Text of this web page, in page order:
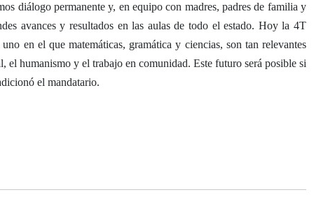
diálogo permanente y, en equipo con madres, padres de familia y
avances y resultados en las aulas de todo el estado. Hoy la 4T
en el que matemáticas, gramática y ciencias, son tan relevantes
el humanismo y el trabajo en comunidad. Este futuro será posible si
el mandatario.